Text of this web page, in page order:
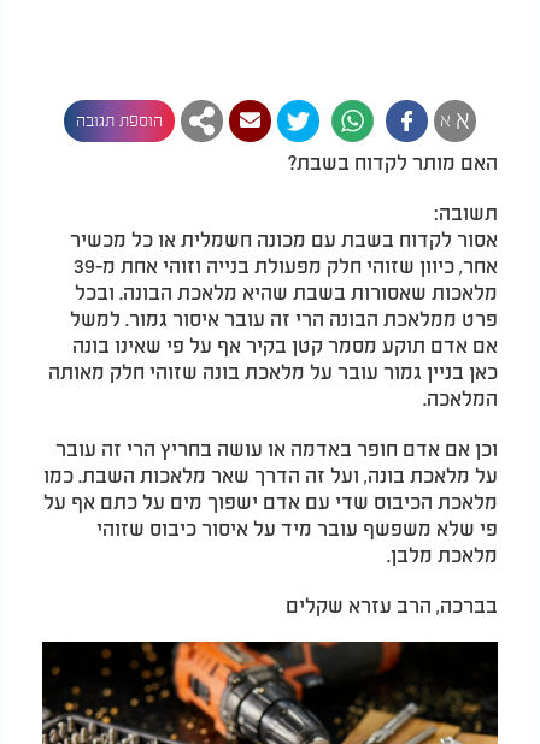
א א הוספת תגובה
האם מותר לקדוח בשבת?
תשובה:
אסור לקדוח בשבת עם מכונה חשמלית או כל מכשיר
אחר, כיוון שזוהי חלק מפעולת בנייה וזוהי אחת מ-39
מלאכות שאסורות בשבת שהיא מלאכת הבונה. ובכל
פרט ממלאכת הבונה הרי זה עובר איסור גמור. למשל
אם אדם תוקע מסמר קטן בקיר אף על פי שאינו בונה
כאן בניין גמור עובר על מלאכת בונה שזוהי חלק מאותה
המלאכה.
וכן אם אדם חופר באדמה או עושה בחריץ הרי זה עובר
על מלאכת בונה, ועל זה הדרך שאר מלאכות השבת. כמו
מלאכת הכיבוס שדי עם אדם ישפוך מים על כתם אף על
פי שלא משפשף עובר מיד על איסור כיבוס שזוהי
מלאכת מלבן.
בברכה, הרב עזרא שקלים